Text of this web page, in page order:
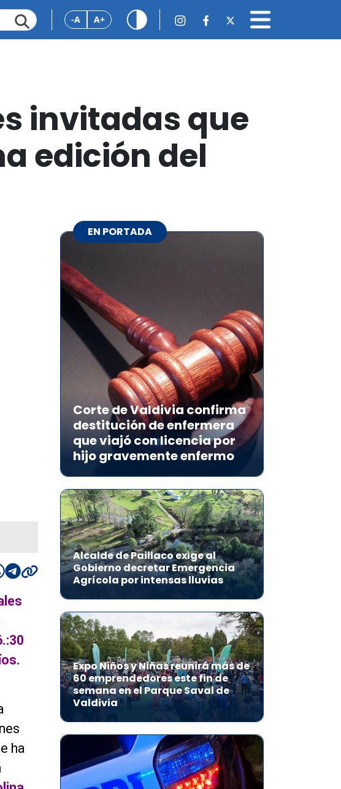
-A A+
invitadas que
edición del
ha
EN PORTADA
Corte de Valdivia confirma
destitución de enfermera
que viajó con licencia por
hijo gravemente enfermo
Alcalde de Paillaco exige al
Gobierno decretar Emergencia
Agrícola por intensas lluvias
Expo Niños y Niñas reunirá más de
60 emprendedores este fin de
semana en el Parque Saval de
Valdivia